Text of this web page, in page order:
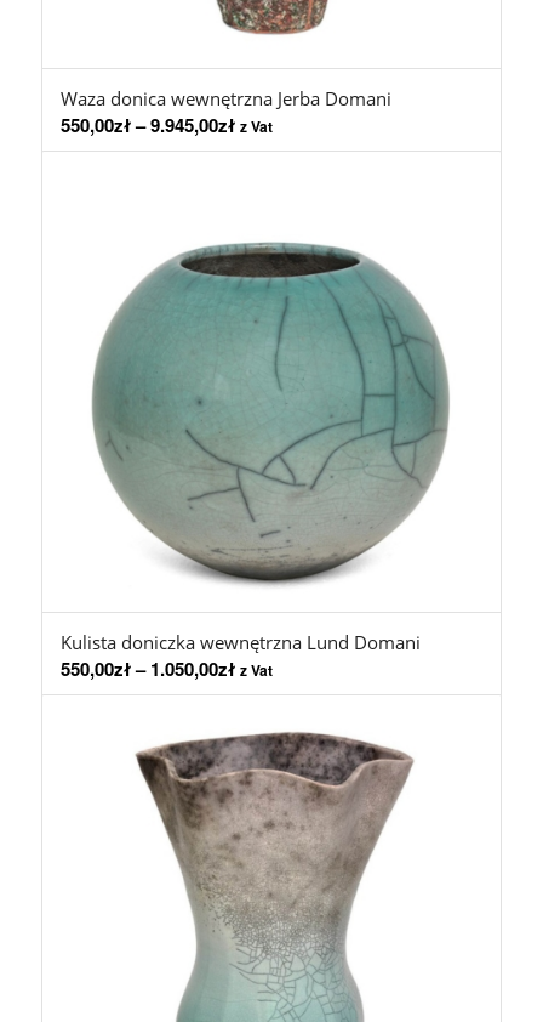
Waza donica wewnętrzna Jerba Domani
550,00zł–9.945,00zł z Vat
Kulista doniczka wewnętrzna Lund Domani
550,00zł–1.050,00zł z Vat